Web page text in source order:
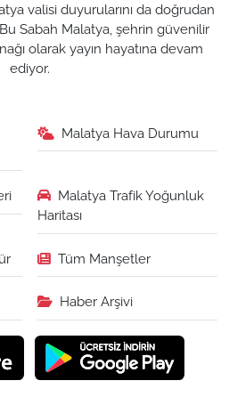
valisi duyurularını da doğrudan
Sabah Malatya, şehrin güvenilir
olarak yayın hayatına devam
ediyor.
Malatya Hava Durumu
Malatya Trafik Yoğunluk
Haritası
Tüm Manşetler
Haber Arşivi